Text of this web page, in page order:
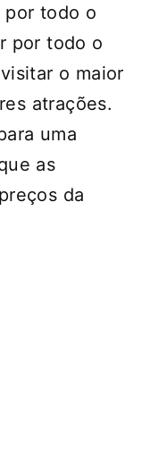
por todo o
por todo o
o maior
atrações.
uma
as
da